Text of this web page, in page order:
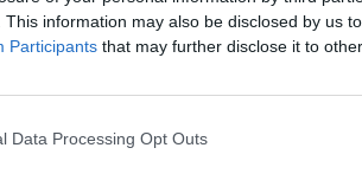
This information may also be disclosed by us
Participants that may further disclose it to
Data Processing Opt Outs
Flamini, cui attribuiva qualità
gloria volata via. E si
salvo prolungare invano le
spesso riproducesse lontane